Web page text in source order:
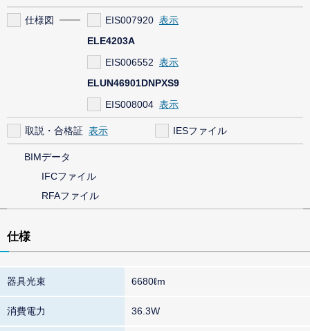
仕様図
EIS007920
ELE4203A
EIS006552
ELUN46901DNPXS9
EIS008004
取説・合格証 IESファイル
BIMデータ
IFCファイル
RFAファイル
仕様
器具光束 6680ℓm
消費電力 36.3W